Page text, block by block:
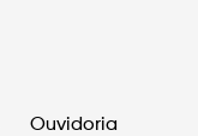
Ouvidoria